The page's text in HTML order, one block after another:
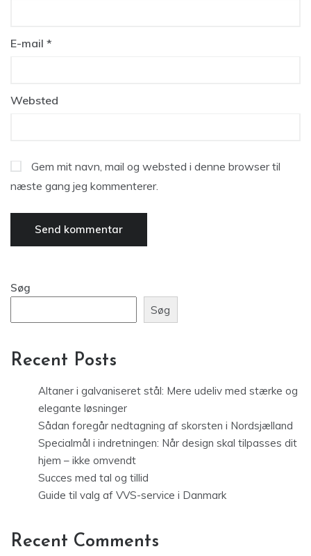
E-mail *
Websted
Gem mit navn, mail og websted i denne browser til
næste gang jeg kommenterer.
Søg
Søg
Recent Posts
Altaner i galvaniseret stål: Mere udeliv med stærke og
elegante løsninger
Sådan foregår nedtagning af skorsten i Nordsjælland
Specialmål i indretningen: Når design skal tilpasses dit
hjem – ikke omvendt
Succes med tal og tillid
Guide til valg af VVS-service i Danmark
Recent Comments